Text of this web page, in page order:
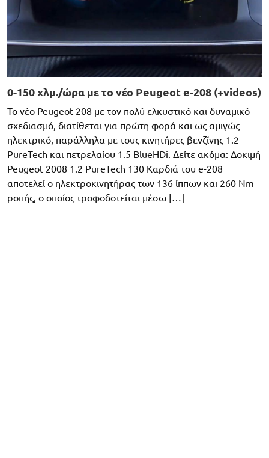
0-150 χλμ./ώρα με το νέο Peugeot e-208 (+videos)
Το νέο Peugeot 208 με τον πολύ ελκυστικό και δυναμικό
σχεδιασμό, διατίθεται για πρώτη φορά και ως αμιγώς
ηλεκτρικό, παράλληλα με τους κινητήρες βενζίνης 1.2
PureTech και πετρελαίου 1.5 BlueHDi. Δείτε ακόμα: Δοκιμή
Peugeot 2008 1.2 PureTech 130 Καρδιά του e-208
αποτελεί ο ηλεκτροκινητήρας των 136 ίππων και 260 Nm
ροπής, ο οποίος τροφοδοτείται μέσω […]